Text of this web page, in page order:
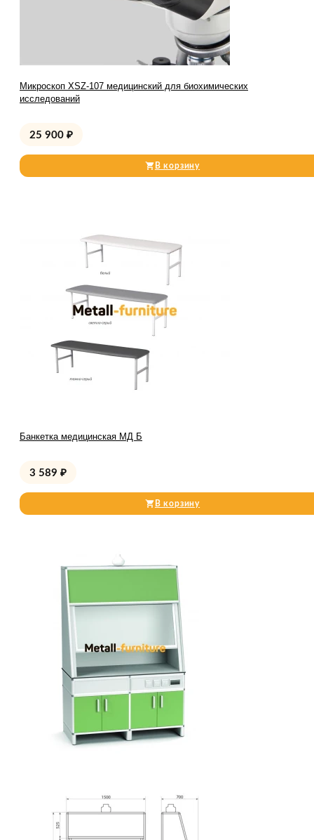
Микроскоп XSZ-107 медицинский для биохимических
исследований
25 900 ₽
В корзину
Банкетка медицинская МД Б
3 589 ₽
В корзину